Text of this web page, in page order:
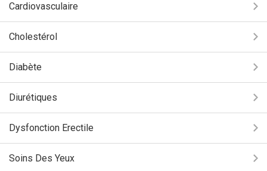
Cardiovasculaire
Cholestérol
Diabète
Diurétiques
Dysfonction Erectile
Soins Des Yeux